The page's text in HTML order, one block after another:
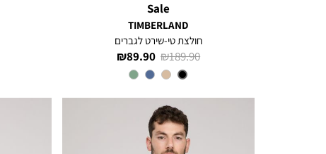
Sale
TIMBERLAND
חולצת טי-שירט לגברים
מחיר
מוצר
89.90 ₪
מחיר
רגיל
189.90 ₪
צבע
Black